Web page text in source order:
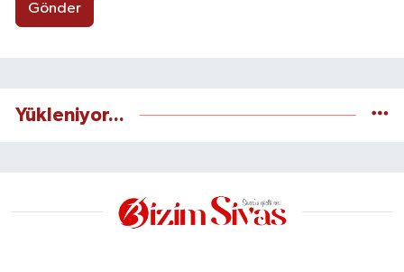
Gönder
Yükleniyor...